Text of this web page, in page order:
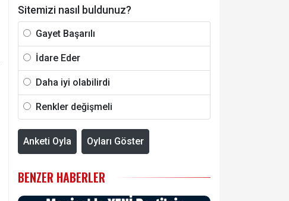
Sitemizi nasıl buldunuz?
Gayet Başarılı
İdare Eder
Daha iyi olabilirdi
Renkler değişmeli
Anketi Oyla Oyları Göster
BENZER HABERLER